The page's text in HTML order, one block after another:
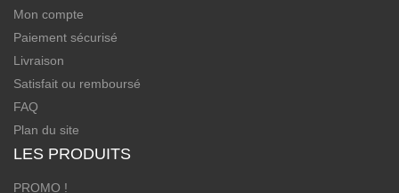
Mon compte
Paiement sécurisé
Livraison
Satisfait ou remboursé
FAQ
Plan du site
LES PRODUITS
PROMO !